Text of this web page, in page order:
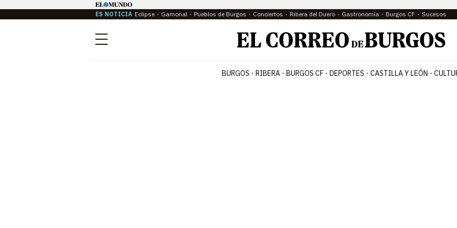
ES NOTICIA Eclipse Gamonal Pueblos de Burgos Conciertos Ribera del Duero Gastronomía Burgos CF Sucesos
Menú
BURGOS RIBERA BURGOS CF DEPORTES CASTILLA Y LEÓN